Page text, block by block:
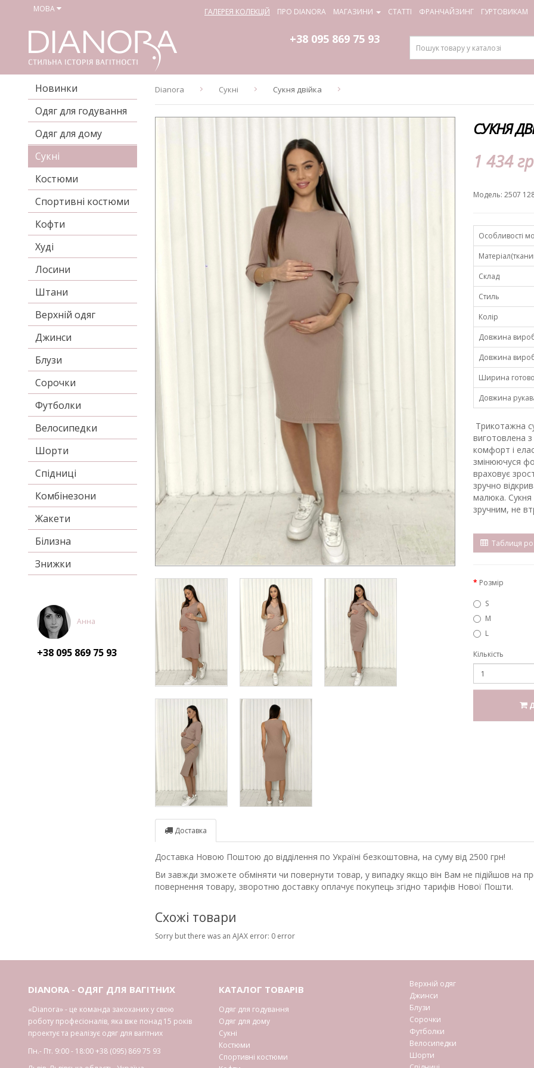
МОВА ГАЛЕРЕЯ КОЛЕКЦІЙ ПРО DIANORA МАГАЗИНИ СТАТТІ ФРАНЧАЙЗИНГ ГУРТОВИКАМ
+38 095 869 75 93
Новинки
Одяг для годування
Одяг для дому
Сукні
Костюми
Спортивні костюми
Кофти
Худі
Лосини
Штани
Верхній одяг
Джинси
Блузи
Сорочки
Футболки
Велосипедки
Шорти
Спідниці
Комбінезони
Жакети
Білизна
Знижки
Анна
+38 095 869 75 93
Dianora Сукні Сукня двійка
СУКНЯ
1 434
Модель: 2507
Особливості
Склад
Стиль
Колір
Довжина
Довжина
Ширина
Довжина
Трикотажна
виготовлена з
комфорт і
змінюючуся
враховує
зручно
малюка. Сукня
зручним, не
Таблиця
Розмір
S
M
L
Кількість
Доставка
Доставка Новою Поштою до відділення по Україні безкоштовна, на суму від 2500 грн!
Ви завжди зможете обміняти чи повернути товар, у випадку якщо він Вам не підійшов на
повернення товару, зворотню доставку оплачує покупець згідно тарифів Нової Пошти.
Схожі товари
Sorry but there was an AJAX error: 0 error
DIANORA - ОДЯГ ДЛЯ ВАГІТНИХ
«Dianora» - це команда закоханих у свою
роботу професіоналів, яка вже понад 15 років
проектує та реалізує одяг для вагітних
Пн.- Пт. 9:00 - 18:00+38 (095) 869 75 93
КАТАЛОГ ТОВАРІВ
Одяг для годування
Одяг для дому
Сукні
Костюми
Спортивні костюми
Верхній одяг
Джинси
Блузи
Сорочки
Футболки
Велосипедки
Шорти